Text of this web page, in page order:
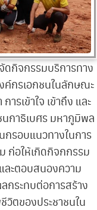
ดกิจกรรมบริการทาง
ค์กรเอกชนในลักษณะ
รเข้าใจ เข้าถึง และ
กาธิเบศร มหาภูมิพล
กรอบแนวทางในการ
ก่อให้เกิดกิจกกรรม
ละตอบสนองความ
กระทบต่อการสร้าง
ตของประชาชนใน